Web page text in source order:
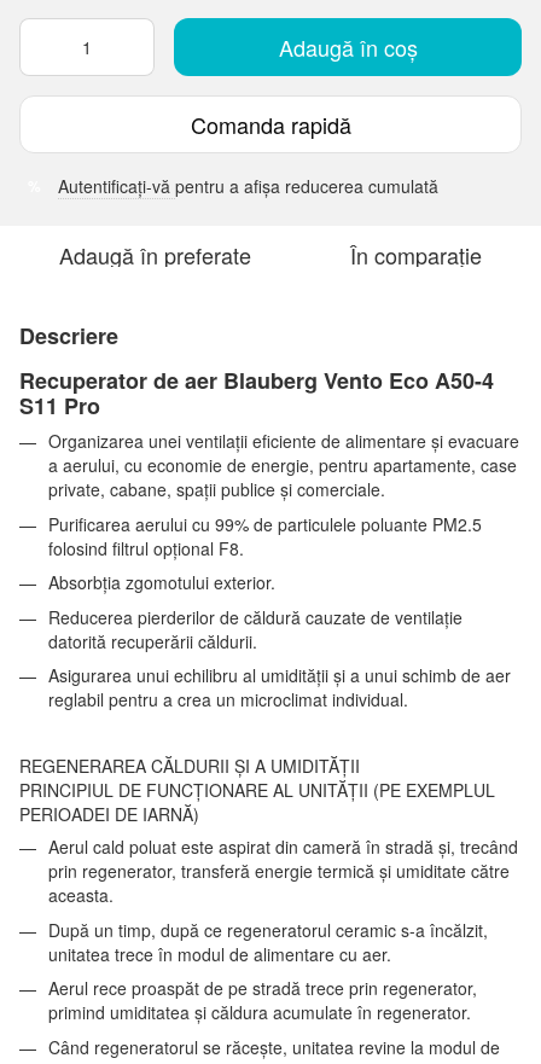
Adaugă în coș
Comanda rapidă
Autentificați-vă pentru a afișa reducerea cumulată
Adaugă în preferate În comparație
Descriere
Recuperator de aer Blauberg Vento Eco A50-4
S11 Pro
Organizarea unei ventilații eficiente de alimentare și evacuare
a aerului, cu economie de energie, pentru apartamente, case
private, cabane, spații publice și comerciale.
Purificarea aerului cu 99% de particulele poluante PM2.5
folosind filtrul opțional F8.
Absorbția zgomotului exterior.
Reducerea pierderilor de căldură cauzate de ventilație
datorită recuperării căldurii.
Asigurarea unui echilibru al umidității și a unui schimb de aer
reglabil pentru a crea un microclimat individual.
REGENERAREA CĂLDURII ȘI A UMIDITĂȚII
PRINCIPIUL DE FUNCȚIONARE AL UNITĂȚII (PE EXEMPLUL
PERIOADEI DE IARNĂ)
Aerul cald poluat este aspirat din cameră în stradă și, trecând
prin regenerator, transferă energie termică și umiditate către
aceasta.
După un timp, după ce regeneratorul ceramic s-a încălzit,
unitatea trece în modul de alimentare cu aer.
Aerul rece proaspăt de pe stradă trece prin regenerator,
primind umiditatea și căldura acumulate în regenerator.
Când regeneratorul se răcește, unitatea revine la modul de